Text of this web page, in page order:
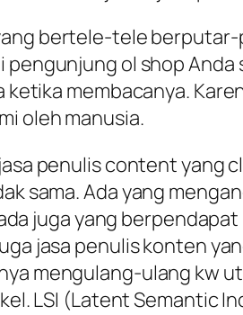
bertele-tele
pengunjung ol shop
ketika membacanya.
oleh manusia.
penulis content yang
sama. Ada yang
juga yang
jasa penulis konten
mengulang-ulang kw
LSI (Latent Semantic